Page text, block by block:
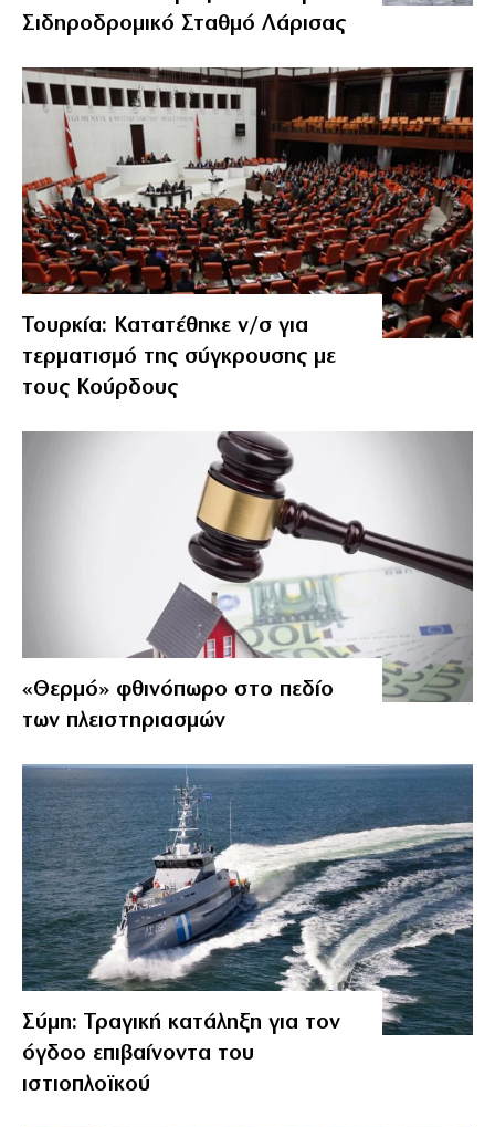
Σιδηροδρομικό Σταθμό Λάρισας
Τουρκία: Κατατέθηκε ν/σ για
τερματισμό της σύγκρουσης με
τους Κούρδους
«Θερμό» φθινόπωρο στο πεδίο
των πλειστηριασμών
Σύμη: Τραγική κατάληξη για τον
όγδοο επιβαίνοντα του
ιστιοπλοϊκού